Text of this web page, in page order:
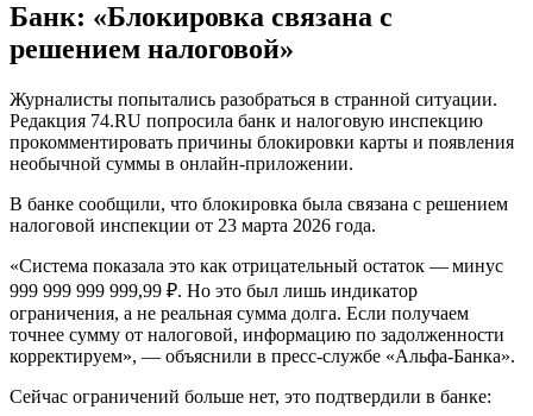
Банк: «Блокировка связана с
решением налоговой»
Журналисты попытались разобраться в странной ситуации.
Редакция 74.RU попросила банк и налоговую инспекцию
прокомментировать причины блокировки карты и появления
необычной суммы в онлайн-приложении.
В банке сообщили, что блокировка была связана с решением
налоговой инспекции от 23 марта 2026 года.
«Система показала это как отрицательный остаток — минус
999 999 999 999,99 ₽. Но это был лишь индикатор
ограничения, а не реальная сумма долга. Если получаем
точнее сумму от налоговой, информацию по задолженности
корректируем», — объяснили в пресс-службе «Альфа-Банка».
Сейчас ограничений больше нет, это подтвердили в банке: